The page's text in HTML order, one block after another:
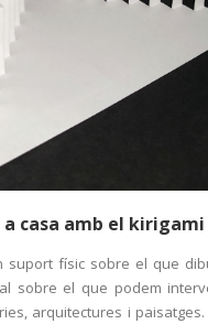
casa amb el kirigami
suport físic sobre el que
sobre el que podem
arquitectures i paisatges.